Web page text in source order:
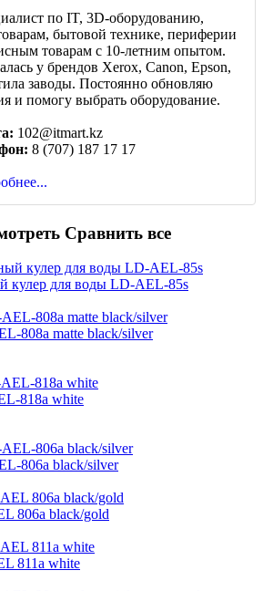
по IT, 3D-оборудованию,
бытовой технике, периферии
товарам с 10-летним опытом.
у брендов Xerox, Canon, Epson,
заводы. Постоянно обновляю
и помогу выбрать оборудование.
102@itmart.kz
8 (707) 187 17 17
Сравнить все
кулер для воды LD-AEL-85s
808a matte black/silver
818a white
806a black/silver
806a black/gold
811a white